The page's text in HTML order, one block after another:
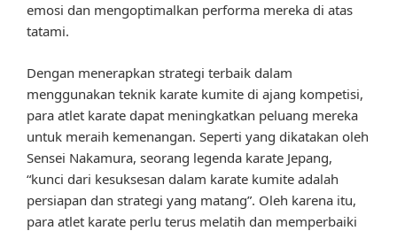
emosi dan mengoptimalkan performa mereka di atas
tatami.
Dengan menerapkan strategi terbaik dalam
menggunakan teknik karate kumite di ajang kompetisi,
para atlet karate dapat meningkatkan peluang mereka
untuk meraih kemenangan. Seperti yang dikatakan oleh
Sensei Nakamura, seorang legenda karate Jepang,
“kunci dari kesuksesan dalam karate kumite adalah
persiapan dan strategi yang matang”. Oleh karena itu,
para atlet karate perlu terus melatih dan memperbaiki